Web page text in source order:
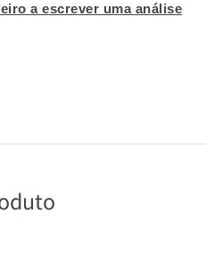
a escrever uma análise